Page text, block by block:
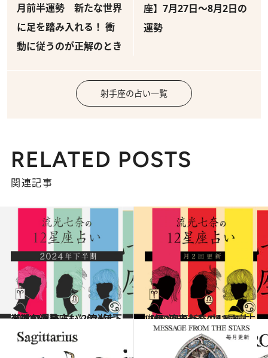
月前半運勢 新たな世界
に足を踏み入れる！ 衝
動に従うのが正解のとき
座】7月27日～8月2日の
運勢
射手座の占い一覧
RELATED POSTS
関連記事
2024.7.3
《ほかの星座も》流光七奈の12星座占い 2024年下半期の運勢
占い 2026.7.29
【月2回更新】“視える占い師”流光七奈の12星座占い
占い